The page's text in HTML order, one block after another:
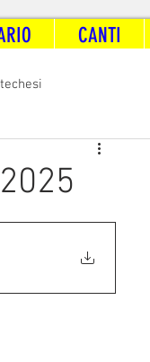
CANTI
Radio Dream Together